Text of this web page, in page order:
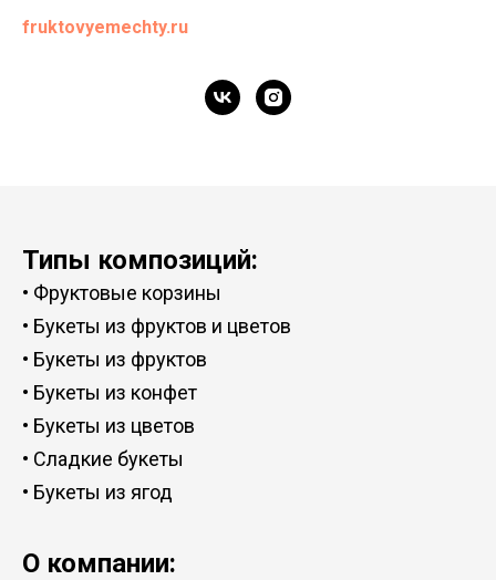
fruktovyemechty.ru
Типы композиций:
• Фруктовые корзины
• Букеты из фруктов и цветов
• Букеты из фруктов
• Букеты из конфет
• Букеты из цветов
• Сладкие букеты
• Букеты из ягод
О компании: